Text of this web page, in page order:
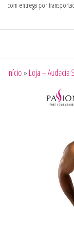
com entrega por
Início » Loja – Audacia